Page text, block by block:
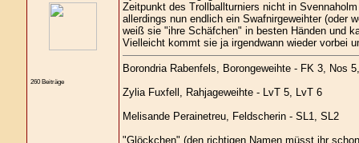
260 Beiträge
Zeitpunkt des Trollballturniers nicht in
allerdings nun endlich ein Swafnirgeweihter (oder
weiß sie "ihre Schäfchen" in besten Händen und
Vielleicht kommt sie ja irgendwann wieder vorbei
Borondria Rabenfels, Borongeweihte - FK 3, Nos
Zylia Fuxfell, Rahjageweihte - LvT 5, LvT 6
Melisande Perainetreu, Feldscherin - SL1, SL2
"Glöckchen" (den richtigen Namen müsst ihr